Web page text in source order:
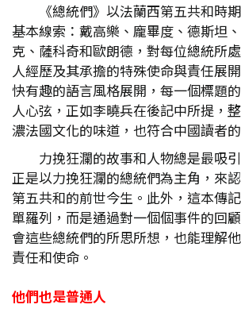
《總統們》以法蘭西第五共和時
基本線索：戴高樂、龐畢度、德斯坦
克、薩科奇和歐朗德，對每位總統所
人經歷及其承擔的特殊使命與責任展
快有趣的語言風格展開，每一個標題
人心弦，正如李曉兵在後記中所提，
濃法國文化的味道，也符合中國讀者
力挽狂瀾的故事和人物總是最吸
正是以力挽狂瀾的總統們為主角，來
第五共和的前世今生。此外，這本傳
單羅列，而是通過對一個個事件的回
會這些總統們的所思所想，也能理解
責任和使命。
他們也是普通人